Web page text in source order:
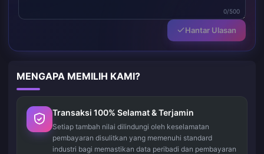
0/500
Hantar Ulasan
MENGAPA MEMILIH KAMI?
Transaksi 100% Selamat & Terjamin
Setiap tambah nilai dilindungi oleh keselamatan
pembayaran disulitkan yang memenuhi standard
industri bagi memastikan data peribadi dan pembayaran